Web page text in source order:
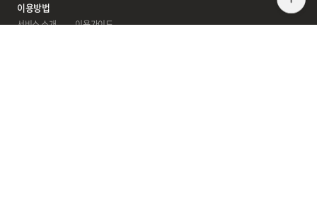
이용방법
서비스 소개 이용가이드